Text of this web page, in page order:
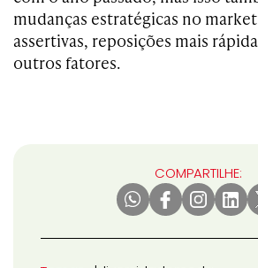
mudanças estratégicas no
assertivas, reposições mais
outros fatores.
COMPARTILHE: